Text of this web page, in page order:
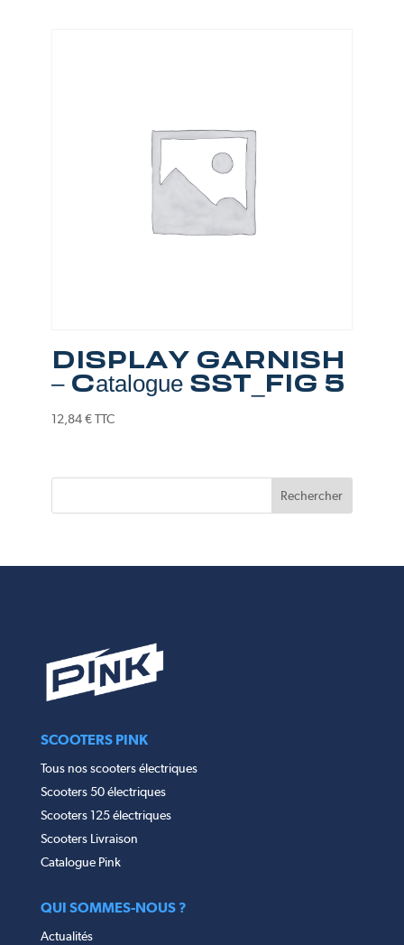
DISPLAY GARNISH
– Catalogue SST_FIG 5
12,84€ TTC
SCOOTERS PINK
Tous nos scooters électriques
Scooters 50 électriques
Scooters 125 électriques
Scooters Livraison
Catalogue Pink
QUI SOMMES-NOUS ?
Actualités